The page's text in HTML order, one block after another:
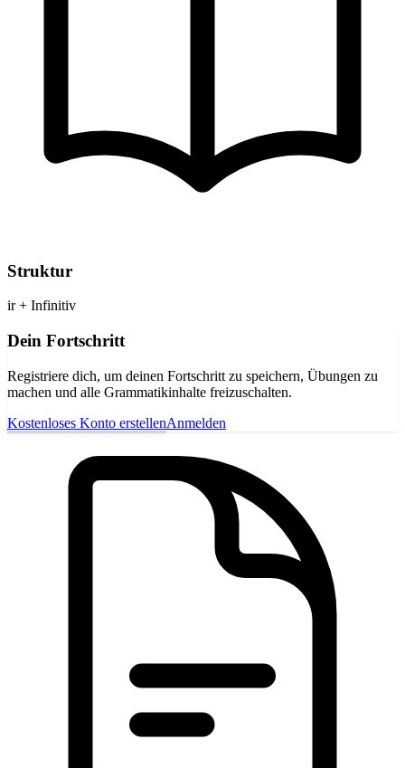
Struktur
ir + Infinitiv
Dein Fortschritt
Registriere dich, um deinen Fortschritt zu speichern, Übungen zu
machen und alle Grammatikinhalte freizuschalten.
Kostenloses Konto erstellenAnmelden